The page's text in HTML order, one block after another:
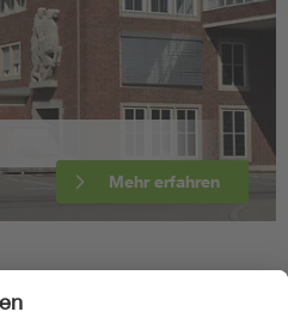
Mehr erfahren